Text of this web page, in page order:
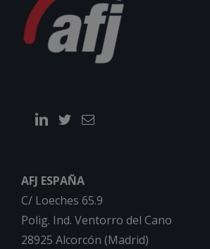
AFJ ESPAÑA
C/ Loeches 65.9
Polig. Ind. Ventorro del Cano
28925 Alcorcón (Madrid)